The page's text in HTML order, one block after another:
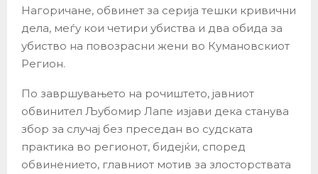
Нагоричане, обвинет за серија тешки кривични
дела, меѓу кои четири убиства и два обида за
убиство на повозрасни жени во Кумановскиот
Регион.
По завршувањето на рочиштето, јавниот
обвинител Љубомир Лапе изјави дека станува
збор за случај без преседан во судската
практика во регионот, бидејќи, според
обвинението, главниот мотив за злосторствата